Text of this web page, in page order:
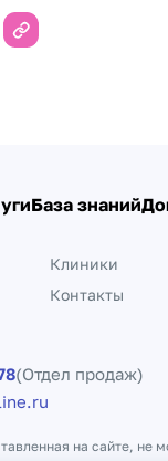
База знаний
Клиники
Контакты
(Отдел продаж)
на сайте, не